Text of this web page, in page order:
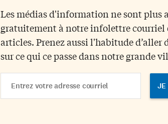
Les médias d'information ne sont plus
gratuitement à notre infolettre courriel
articles. Prenez aussi l'habitude
sur ce qui ce passe dans notre grande
Address